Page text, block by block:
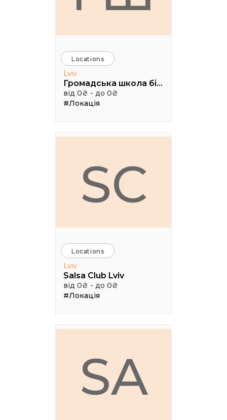
Locations
Lviv
Громадська школа бізнесу
від 0₴ - до 0₴
#Локація
SC
Locations
Lviv
Salsa Club Lviv
від 0₴ - до 0₴
#Локація
SA